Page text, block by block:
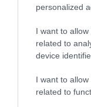
personalized
I want to
related to
device
I want to
related to
#banán